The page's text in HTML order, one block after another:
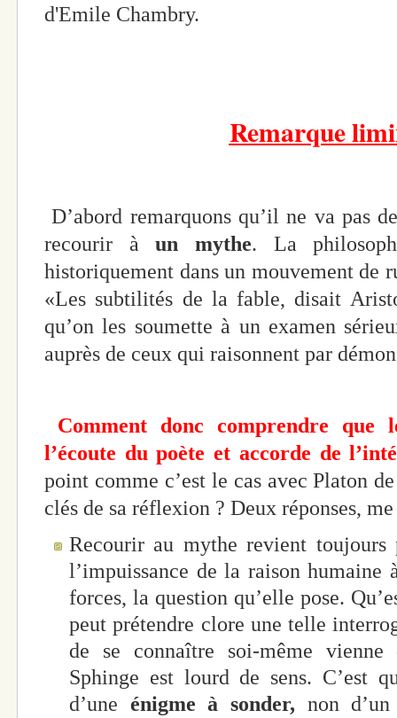
d'Emile Chambry.
Remarque
D’abord remarquons qu’il ne va pas
recourir àun mythe. La
historiquement dans un mouvement de
«Les subtilités de la fable, disait
qu’on les soumette à un examen
auprès de ceux qui raisonnent par
Comment donc comprendre que
l’écoute du poète et accorde de
point comme c’est le cas avec Platon
clés de sa réflexion ? Deux réponses,
Recourir au mythe revient
l’impuissance de la raison humaine
forces, la question qu’elle pose.
peut prétendre clore une telle
de se connaître soi-même vienne
Sphinge est lourd de sens. C’est
d’une énigme à sonder, non